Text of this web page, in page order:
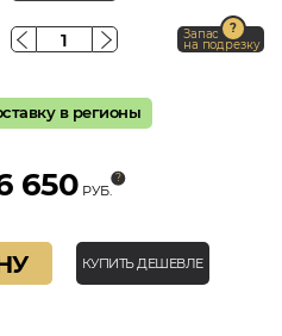
Запас
на подрезку
в регионы
650 РУБ.
КУПИТЬ ДЕШЕВЛЕ